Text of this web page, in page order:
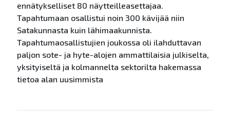
ennätykselliset 80 näytteilleasettajaa.
Tapahtumaan osallistui noin 300 kävijää niin
Satakunnasta kuin lähimaakunnista.
Tapahtumaosallistujien joukossa oli ilahduttavan
paljon sote- ja hyte-alojen ammattilaisia julkiselta,
yksityiseltä ja kolmannelta sektorilta hakemassa
tietoa alan uusimmista